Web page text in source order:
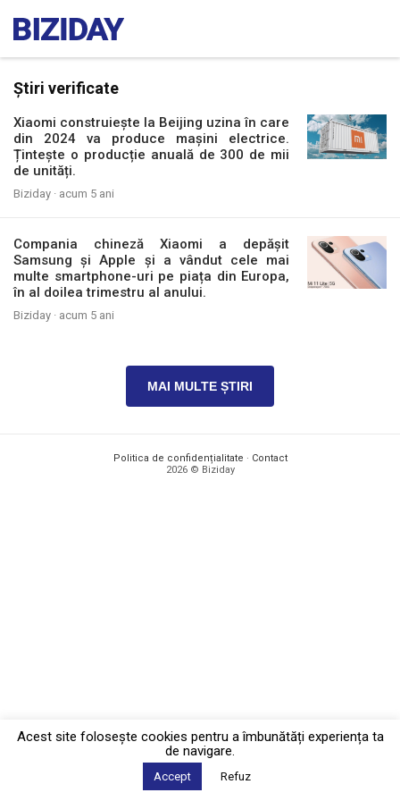
Știri verificate
Xiaomi construiește la Beijing uzina în care
din 2024 va produce mașini electrice.
Țintește o producție anuală de 300 de mii
de unități.
Biziday · acum 5 ani
Compania chineză Xiaomi a depășit
Samsung și Apple și a vândut cele mai
multe smartphone-uri pe piața din Europa,
în al doilea trimestru al anului.
Biziday · acum 5 ani
MAI MULTE ȘTIRI
Politica de confidențialitate · Contact
2026 © Biziday
Acest site foloseşte cookies pentru a îmbunătăți experiența ta
de navigare.
Accept Refuz